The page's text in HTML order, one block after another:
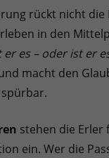
rückt nicht die
in den
er es – oder ist er
macht den
stehen die Erler
ein. Wer die